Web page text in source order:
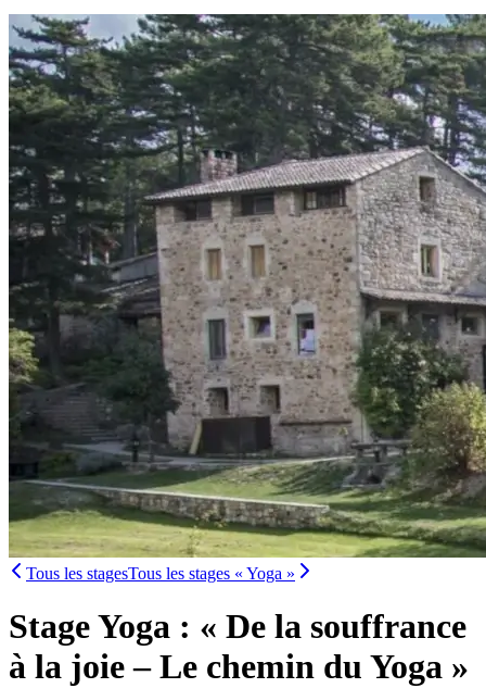
Tous les stagesTous les stages « Yoga »
Stage Yoga : « De la souffrance
à la joie – Le chemin du Yoga »